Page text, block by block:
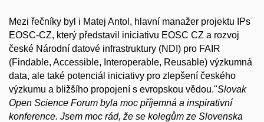
Mezi řečníky byl i Matej Antol, hlavní manažer projektu IPs
EOSC-CZ, který představil iniciativu EOSC CZ a rozvoj
české Národní datové infrastruktury (NDI) pro FAIR
(Findable, Accessible, Interoperable, Reusable) výzkumná
data, ale také potenciál iniciativy pro zlepšení českého
výzkumu a bližšího propojení s evropskou vědou."Slovak
Open Science Forum byla moc příjemná a inspirativní
konference. Jsem moc rád, že se kolegům ze Slovenska